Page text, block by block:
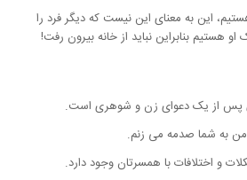
این به معنای این نیست که دیگر فرد را
هستیم بنابراین نباید از خانه بیرون رفت!
پس از یک دعوای زن و شوهری است.
به شما صدمه می زنم.
و اختلافات با همسرتان وجود دارد.